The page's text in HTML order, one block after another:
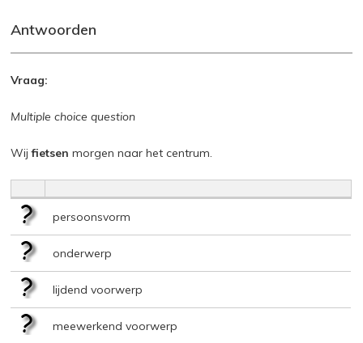
Antwoorden
Vraag:
Multiple choice question
Wijfietsen morgen naar het centrum.
persoonsvorm
onderwerp
lijdend voorwerp
meewerkend voorwerp